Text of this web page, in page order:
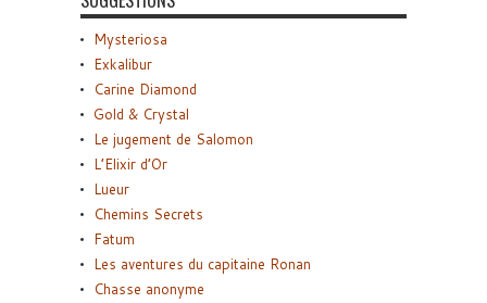
Mysteriosa
Exkalibur
Carine Diamond
Gold & Crystal
Le jugement de Salomon
L’Elixir d’Or
Lueur
Chemins Secrets
Fatum
Les aventures du capitaine Ronan
Chasse anonyme